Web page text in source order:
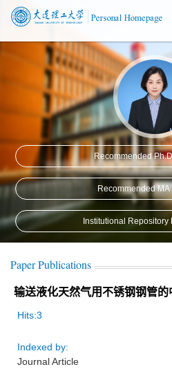
Recommended
Recommended
Institutional
Paper Publications
输送液化天然气用不锈钢钢管的
Hits:3
Indexed by:
Journal Article